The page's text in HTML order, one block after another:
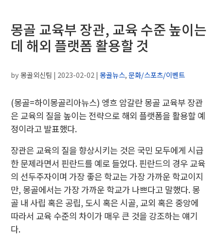
몽골 교육부 장관, 교육 수준 높이는
데 해외 플랫폼 활용할 것
by몽골외신팀 | 2023-02-02 |몽골뉴스,문화/스포츠/이벤트
(몽골=하이몽골리아뉴스) 엥흐 암갈란 몽골 교육부 장관
은 교육의 질을 높이는 전략으로 해외 플랫폼을 활용할 예
정이라고 발표했다.
장관은 교육의 질을 향상시키는 것은 국민 모두에게 시급
한 문제라면서 핀란드를 예로 들었다. 핀란드의 경우 교육
의 선두주자이며 가장 좋은 학교는 가장 가까운 학교이지
만, 몽골에서는 가장 가까운 학교가 나쁘다고 말했다. 몽
골 내 사립 혹은 공립, 도시 혹은 시골, 교외 혹은 중앙에
따라서 교육 수준의 차이가 매우 큰 것을 강조하는 얘기
다.